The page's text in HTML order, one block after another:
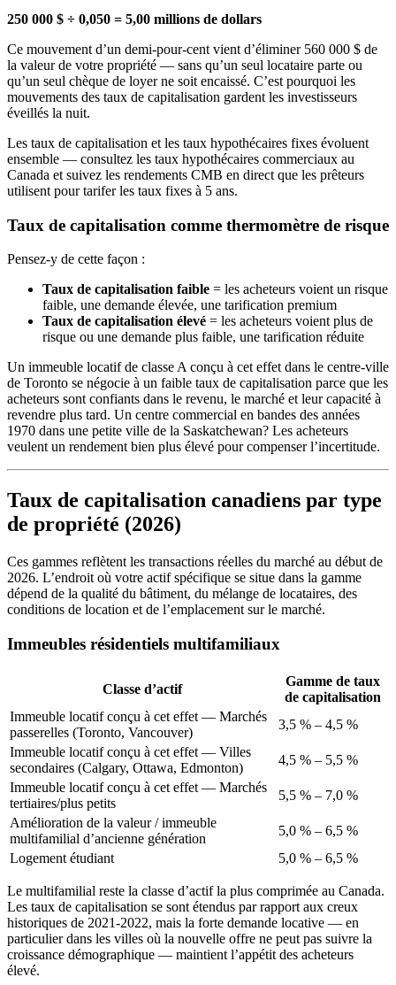
250 000 $ ÷ 0,050 = 5,00 millions de dollars
Ce mouvement d’un demi-pour-cent vient d’éliminer 560 000 $ de
la valeur de votre propriété — sans qu’un seul locataire parte ou
qu’un seul chèque de loyer ne soit encaissé. C’est pourquoi les
mouvements des taux de capitalisation gardent les investisseurs
éveillés la nuit.
Les taux de capitalisation et les taux hypothécaires fixes évoluent
ensemble — consultez les taux hypothécaires commerciaux au
Canada et suivez les rendements CMB en direct que les prêteurs
utilisent pour tarifer les taux fixes à 5 ans.
Taux de capitalisation comme thermomètre de risque
Pensez-y de cette façon :
Taux de capitalisation faible = les acheteurs voient un risque
faible, une demande élevée, une tarification premium
Taux de capitalisation élevé = les acheteurs voient plus de
risque ou une demande plus faible, une tarification réduite
Un immeuble locatif de classe A conçu à cet effet dans le centre-ville
de Toronto se négocie à un faible taux de capitalisation parce que les
acheteurs sont confiants dans le revenu, le marché et leur capacité à
revendre plus tard. Un centre commercial en bandes des années
1970 dans une petite ville de la Saskatchewan? Les acheteurs
veulent un rendement bien plus élevé pour compenser l’incertitude.
Taux de capitalisation canadiens par type
de propriété (2026)
Ces gammes reflètent les transactions réelles du marché au début de
2026. L’endroit où votre actif spécifique se situe dans la gamme
dépend de la qualité du bâtiment, du mélange de locataires, des
conditions de location et de l’emplacement sur le marché.
Immeubles résidentiels multifamiliaux
Classe d’actif
Gamme de taux
de capitalisation
Immeuble locatif conçu à cet effet — Marchés
passerelles (Toronto, Vancouver)
3,5 % – 4,5 %
Immeuble locatif conçu à cet effet — Villes
secondaires (Calgary, Ottawa, Edmonton)
4,5 % – 5,5 %
Immeuble locatif conçu à cet effet — Marchés
tertiaires/plus petits
5,5 % – 7,0 %
Amélioration de la valeur / immeuble
multifamilial d’ancienne génération
5,0 % – 6,5 %
Logement étudiant
5,0 % – 6,5 %
Le multifamilial reste la classe d’actif la plus comprimée au Canada.
Les taux de capitalisation se sont étendus par rapport aux creux
historiques de 2021-2022, mais la forte demande locative — en
particulier dans les villes où la nouvelle offre ne peut pas suivre la
croissance démographique — maintient l’appétit des acheteurs
élevé.